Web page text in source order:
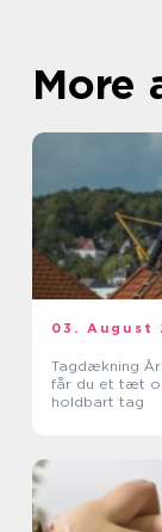
More
03. August
Tagdækning Århus
får du et tæt
holdbart tag